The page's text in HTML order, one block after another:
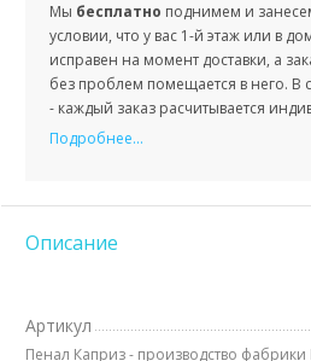
Мы бесплатно поднимем и
условии, что у вас 1-й этаж или в
исправен на момент доставки, а
без проблем помещается в него. В
- каждый заказ расчитывается
Подробнее...
Описание
Артикул
Пенал Каприз - производство